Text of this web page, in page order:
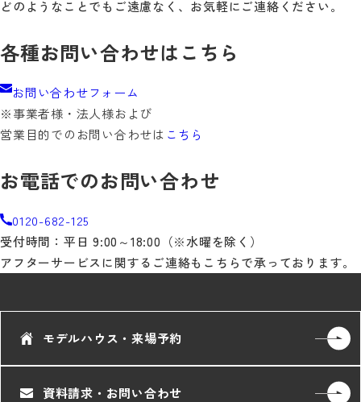
どのようなことでもご遠慮なく、お気軽にご連絡ください。
各種お問い合わせはこちら
お問い合わせフォーム
※事業者様・法人様および
営業目的でのお問い合わせは こちら
お電話でのお問い合わせ
0120-682-125
受付時間：平日 9:00～18:00（※水曜を除く）
アフターサービスに関するご連絡もこちらで承っております。
モデルハウス・来場予約
資料請求・お問い合わせ